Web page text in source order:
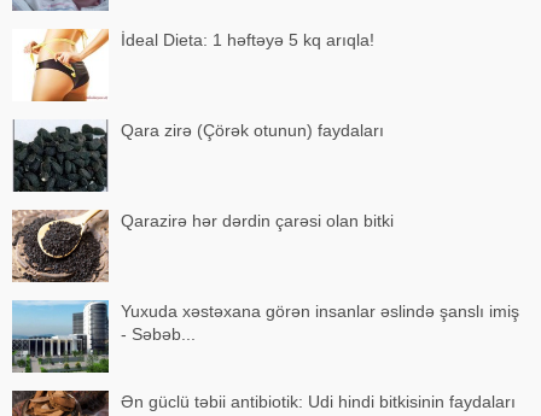
İdeal Dieta: 1 həftəyə 5 kq arıqla!
Qara zirə (Çörək otunun) faydaları
Qarazirə hər dərdin çarəsi olan bitki
Yuxuda xəstəxana görən insanlar əslində şanslı imiş
- Səbəb...
Ən güclü təbii antibiotik: Udi hindi bitkisinin faydaları